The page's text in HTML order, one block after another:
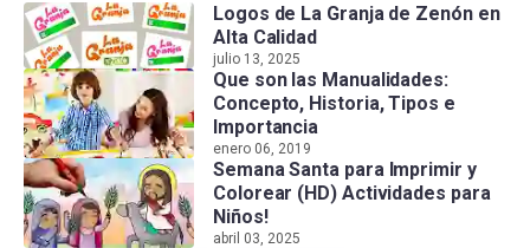
Logos de La Granja de Zenón en
Alta Calidad
julio 13, 2025
Que son las Manualidades:
Concepto, Historia, Tipos e
Importancia
enero 06, 2019
Semana Santa para Imprimir y
Colorear (HD) Actividades para
Niños!
abril 03, 2025